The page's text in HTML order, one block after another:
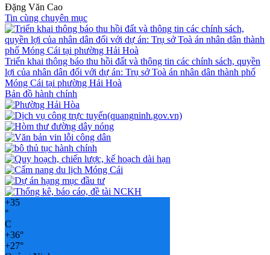
Đặng Văn Cao
Tin cùng chuyên mục
Triển khai thông báo thu hồi đất và thông tin các chính sách, quyền
lợi của nhân dân đối với dự án: Trụ sở Toà án nhân dân thành phố
Móng Cái tại phường Hải Hoà
Bản đồ hành chính
+35
°
C
+36°
+27°